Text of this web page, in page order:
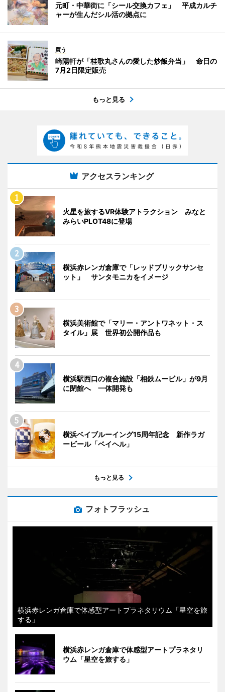
元町・中華街に「シール交換カフェ」 平成カルチ
ャーが生んだシル活の拠点に
買う
崎陽軒が「桂歌丸さんの愛した炒飯弁当」 命日の
7月2日限定販売
もっと見る
アクセスランキング
火星を旅するVR体験アトラクション みなと
みらいPLOT48に登場
横浜赤レンガ倉庫で「レッドブリックサンセ
ット」 サンタモニカをイメージ
横浜美術館で「マリー・アントワネット・ス
タイル」展 世界初公開作品も
横浜駅西口の複合施設「相鉄ムービル」が9月
に閉館へ 一体開発も
横浜ベイブルーイング15周年記念 新作ラガ
ービール「ベイヘル」
もっと見る
フォトフラッシュ
横浜赤レンガ倉庫で体感型アートプラネタリウム「星空を旅
する」
横浜赤レンガ倉庫で体感型アートプラネタリ
ウム「星空を旅する」